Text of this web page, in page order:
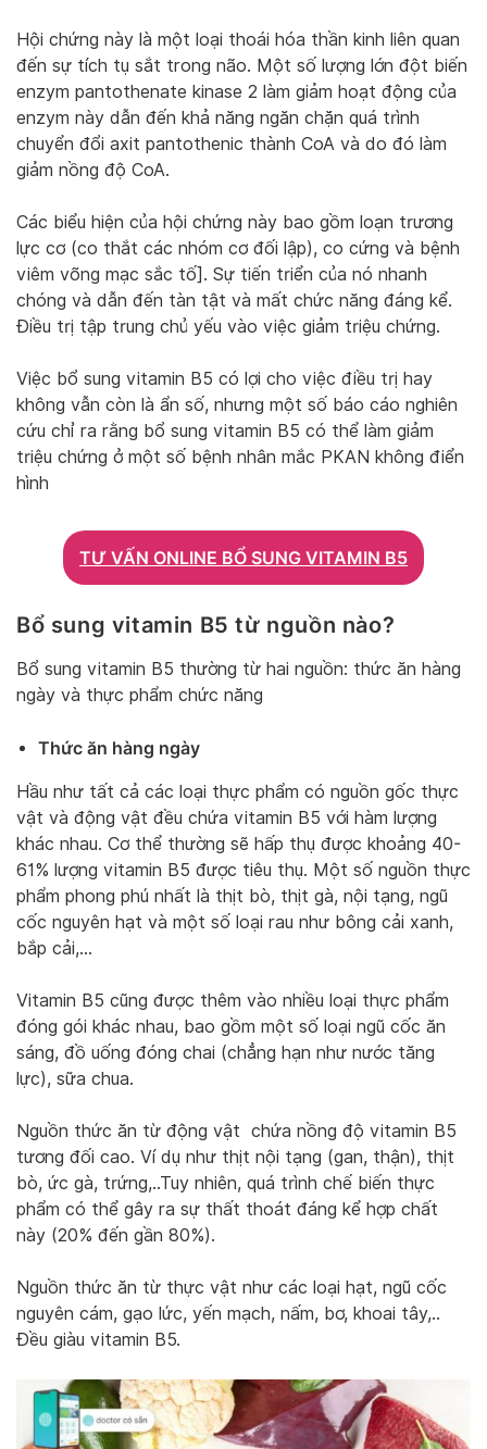
Hội chứng này là một loại thoái hóa thần kinh liên quan
đến sự tích tụ sắt trong não. Một số lượng lớn đột biến
enzym pantothenate kinase 2 làm giảm hoạt động của
enzym này dẫn đến khả năng ngăn chặn quá trình
chuyển đổi axit pantothenic thành CoA và do đó làm
giảm nồng độ CoA.
Các biểu hiện của hội chứng này bao gồm loạn trương
lực cơ (co thắt các nhóm cơ đối lập), co cứng và bệnh
viêm võng mạc sắc tố]. Sự tiến triển của nó nhanh
chóng và dẫn đến tàn tật và mất chức năng đáng kể.
Điều trị tập trung chủ yếu vào việc giảm triệu chứng.
Việc bổ sung vitamin B5 có lợi cho việc điều trị hay
không vẫn còn là ẩn số, nhưng một số báo cáo nghiên
cứu chỉ ra rằng bổ sung vitamin B5 có thể làm giảm
triệu chứng ở một số bệnh nhân mắc PKAN không điển
hình
TƯ VẤN ONLINE BỔ SUNG VITAMIN B5
Bổ sung vitamin B5 từ nguồn nào?
Bổ sung vitamin B5 thường từ hai nguồn: thức ăn hàng
ngày và thực phẩm chức năng
Thức ăn hàng ngày
Hầu như tất cả các loại thực phẩm có nguồn gốc thực
vật và động vật đều chứa vitamin B5 với hàm lượng
khác nhau. Cơ thể thường sẽ hấp thụ được khoảng 40-
61% lượng vitamin B5 được tiêu thụ. Một số nguồn thực
phẩm phong phú nhất là thịt bò, thịt gà, nội tạng, ngũ
cốc nguyên hạt và một số loại rau như bông cải xanh,
bắp cải,…
Vitamin B5 cũng được thêm vào nhiều loại thực phẩm
đóng gói khác nhau, bao gồm một số loại ngũ cốc ăn
sáng, đồ uống đóng chai (chẳng hạn như nước tăng
lực), sữa chua.
Nguồn thức ăn từ động vật chứa nồng độ vitamin B5
tương đối cao. Ví dụ như thịt nội tạng (gan, thận), thịt
bò, ức gà, trứng,..Tuy nhiên, quá trình chế biến thực
phẩm có thể gây ra sự thất thoát đáng kể hợp chất
này (20% đến gần 80%).
Nguồn thức ăn từ thực vật như các loại hạt, ngũ cốc
nguyên cám, gạo lức, yến mạch, nấm, bơ, khoai tây,..
Đều giàu vitamin B5.